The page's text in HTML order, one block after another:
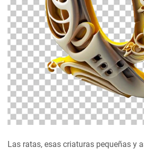
Las ratas, esas criaturas pequeñas y